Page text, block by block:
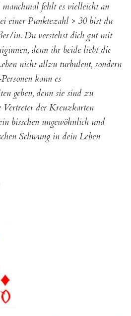
fehlt es vielleicht an
einer Punktezahl > 30 bist du
in. Du verstehst dich gut mit
denn ihr beide liebt die
nicht allzu turbulent, sondern
kann es
geben, denn sie sind zu
Vertreter der Kreuzkarten
bisschen ungewöhnlich und
Schwung in dein Leben